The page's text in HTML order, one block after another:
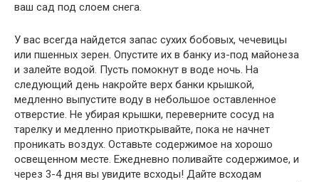
ваш сад под слоем снега.
У вас всегда найдется запас сухих бобовых, чечевицы
или пшенных зерен. Опустите их в банку из-под майонеза
и залейте водой. Пусть помокнут в воде ночь. На
следующий день накройте верх банки крыш­кой,
медленно выпустите воду в небольшое оставленное
отверстие. Не убирая крышки, переверните сосуд на
тарелку и медленно приоткры­вайте, пока не начнет
проникать воздух. Оставьте содержимое на хо­рошо
освещенном месте. Ежедневно поливайте содержимое, и
через 3-4 дня вы увидите всходы! Дайте всходам